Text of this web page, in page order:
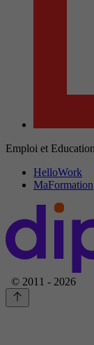
Emploi et Education
HelloWork
MaFormation
© 2011 - 2026